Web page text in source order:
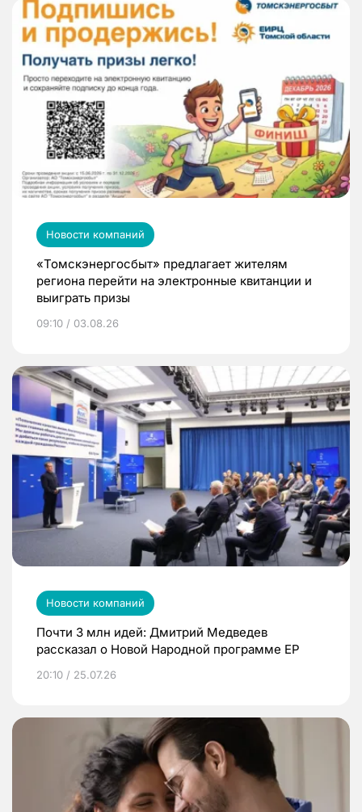
Новости компаний
«Томскэнергосбыт» предлагает жителям
региона перейти на электронные квитанции и
выиграть призы
09:10 / 03.08.26
Новости компаний
Почти 3 млн идей: Дмитрий Медведев
рассказал о Новой Народной программе ЕР
20:10 / 25.07.26